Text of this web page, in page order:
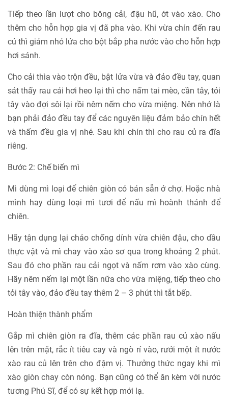
Tiếp theo lần lượt cho bông cải, đậu hũ, ớt vào xào. Cho
thêm cho hỗn hợp gia vị đã pha vào. Khi vừa chín đến rau
củ thì giảm nhỏ lửa cho bột bắp pha nước vào cho hỗn hợp
hơi sánh.
Cho cải thìa vào trộn đều, bật lửa vừa và đảo đều tay, quan
sát thấy rau cải hơi heo lại thì cho nấm tai mèo, cần tây, tỏi
tây vào đợi sôi lại rồi nêm nếm cho vừa miệng. Nên nhớ là
bạn phải đảo đều tay để các nguyên liệu đảm bảo chín hết
và thấm đều gia vị nhé. Sau khi chín thì cho rau củ ra đĩa
riêng.
Bước 2: Chế biến mì
Mì dùng mì loại để chiên giòn có bán sẵn ở chợ. Hoặc nhà
mình hay dùng loại mì tươi để nấu mì hoành thánh để
chiên.
Hãy tận dụng lại chảo chống dính vừa chiên đậu, cho dầu
thực vật và mì chay vào xào sơ qua trong khoảng 2 phút.
Sau đó cho phần rau cải ngọt và nấm rơm vào xào cùng.
Hãy nêm nếm lại một lần nữa cho vừa miệng, tiếp theo cho
tỏi tây vào, đảo đều tay thêm 2 – 3 phút thì tắt bếp.
Hoàn thiện thành phẩm
Gắp mì chiên giòn ra đĩa, thêm các phần rau củ xào nấu
lên trên mặt, rắc ít tiêu cay và ngò rí vào, rưới một ít nước
xào rau củ lên trên cho đậm vị. Thưởng thức ngay khi mì
xào giòn chay còn nóng. Bạn cũng có thể ăn kèm với nước
tương Phú Sĩ, để có sự kết hợp mới lạ.